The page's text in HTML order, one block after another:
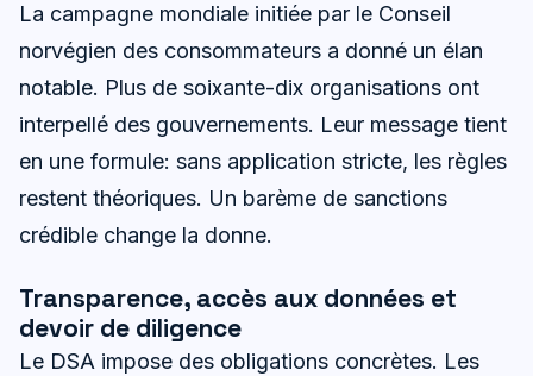
La campagne mondiale initiée par le Conseil
norvégien des consommateurs a donné un élan
notable. Plus de soixante-dix organisations ont
interpellé des gouvernements. Leur message tient
en une formule: sans application stricte, les règles
restent théoriques. Un barème de sanctions
crédible change la donne.
Transparence, accès aux données et
devoir de diligence
Le DSA impose des obligations concrètes. Les